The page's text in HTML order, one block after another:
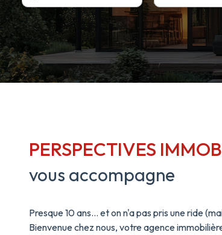
De l'immo pro
PERSPECTIVES
vous accompagne
Presque 10 ans… et on n'a pas pris une ride
Bienvenue chez nous, votre agence